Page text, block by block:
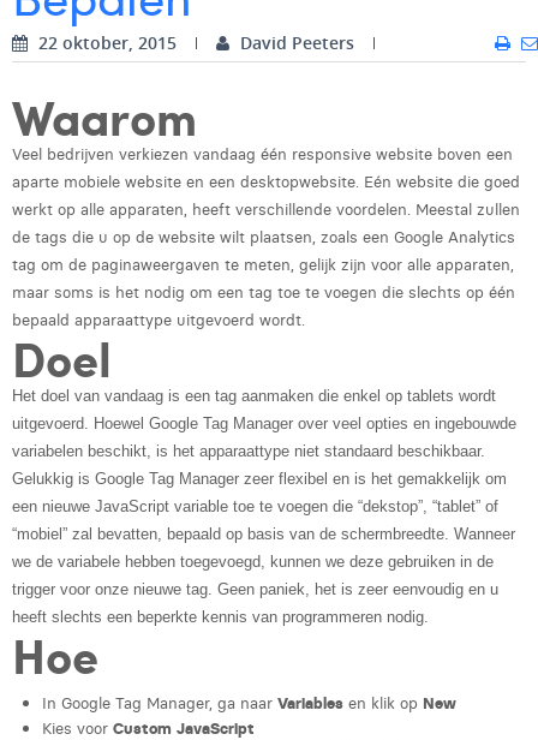
Dhan Claes
Edouard Polet
Elio Civalleri
Eliott Pousset
Floriane Defacqz
Glenn Vanderlinden
Hanne Van Loock
Janne Beke
Jonas Geiregat
Justine Cremer
Laura Rooseleer
Laura Verhelst
Lena Pignoloni
Leonard Dierickx
Digital Business Intern
22 oktober, 2015 David Peeters
Waarom
Veel bedrijven verkiezen vandaag één responsive website boven een
aparte mobiele website en een desktopwebsite. Eén website die goed
werkt op alle apparaten, heeft verschillende voordelen. Meestal zullen
de tags die u op de website wilt plaatsen, zoals een Google Analytics
tag om de paginaweergaven te meten, gelijk zijn voor alle apparaten,
maar soms is het nodig om een tag toe te voegen die slechts op één
bepaald apparaattype uitgevoerd wordt.
Doel
Het doel van vandaag is een tag aanmaken die enkel op tablets wordt
uitgevoerd. Hoewel Google Tag Manager over veel opties en ingebouwde
variabelen beschikt, is het apparaattype niet standaard beschikbaar.
Gelukkig is Google Tag Manager zeer flexibel en is het gemakkelijk om
een nieuwe JavaScript variable toe te voegen die “dekstop”, “tablet” of
“mobiel” zal bevatten, bepaald op basis van de schermbreedte. Wanneer
we de variabele hebben toegevoegd, kunnen we deze gebruiken in de
trigger voor onze nieuwe tag. Geen paniek, het is zeer eenvoudig en u
heeft slechts een beperkte kennis van programmeren nodig.
Hoe
In Google Tag Manager, ga naar Variables en klik op New
Kies voor Custom JavaScript